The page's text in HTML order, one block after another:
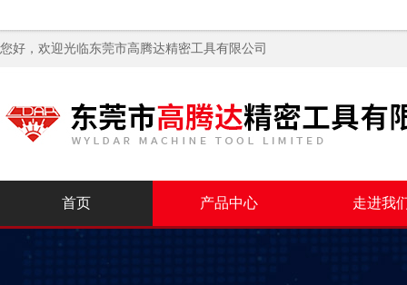
您好，欢迎光临东莞市高腾达精密工具有限公司
首页 产品中心 走进我